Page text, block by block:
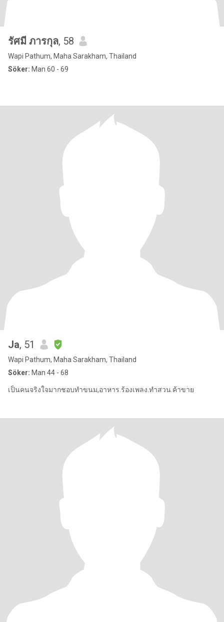
รัศมี ภารกุล, 58
Wapi Pathum, Maha Sarakham, Thailand
Söker: Man 60 - 69
Ja, 51
Wapi Pathum, Maha Sarakham, Thailand
Söker: Man 44 - 68
เป็นคนจริงใจมากชอบทำขนม,อาหาร.ร้องเพลง.ทำสวน.ค้าขาย